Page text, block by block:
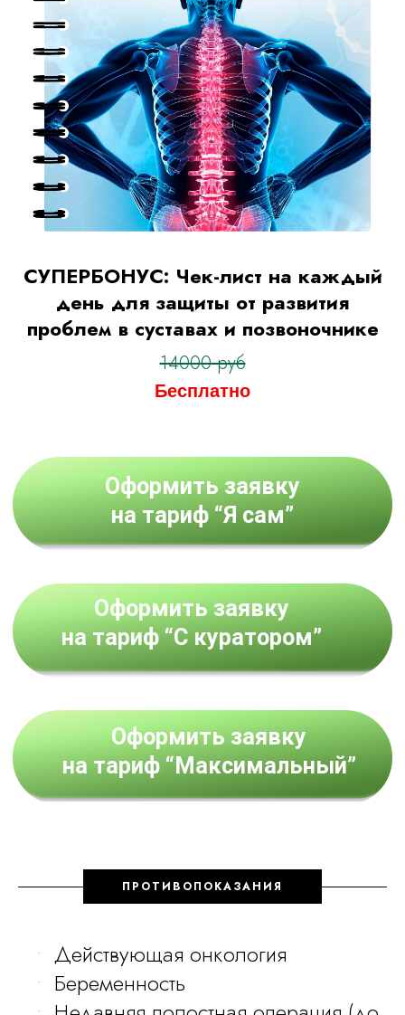
СУПЕРБОНУС: Чек-лист на каждый
день для защиты от развития
проблем в суставах и позвоночнике
14000 руб
Бесплатно
ПРОТИВОПОКАЗАНИЯ
Действующая онкология
Беременность